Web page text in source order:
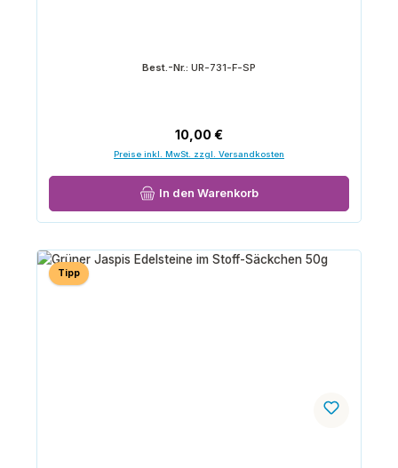
Best.-Nr.: UR-731-F-SP
Regulärer Preis:
10,00 €
Preise inkl. MwSt. zzgl. Versandkosten
In den Warenkorb
Tipp